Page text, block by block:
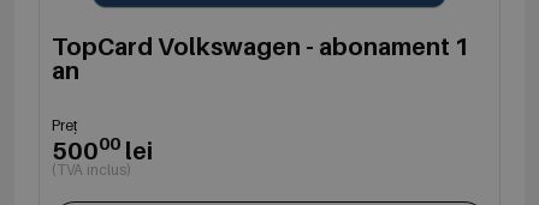
TopCard Volkswagen - abonament 1
an
Preț
50000 lei
(TVA inclus)